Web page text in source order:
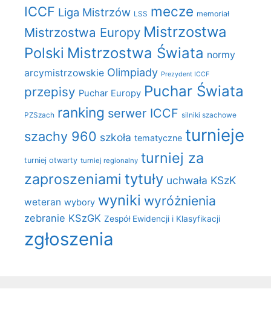
ICCF Liga Mistrzów LSS mecze memoriał
Mistrzostwa Europy Mistrzostwa
Polski Mistrzostwa Świata normy
arcymistrzowskie Olimpiady Prezydent ICCF
przepisy Puchar Europy Puchar Świata
PZSzach ranking serwer ICCF silniki szachowe
szachy 960 szkoła tematyczne turnieje
turniej otwarty turniej regionalny turniej za
zaproszeniami tytuły uchwała KSzK
weteran wybory wyniki wyróżnienia
zebranie KSzGK Zespół Ewidencji i Klasyfikacji
zgłoszenia